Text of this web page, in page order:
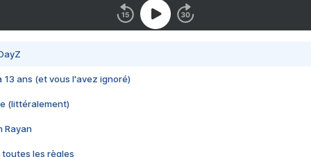
13 ans (et vous l'avez ignoré)
(littéralement)
Rayan
toutes les règles